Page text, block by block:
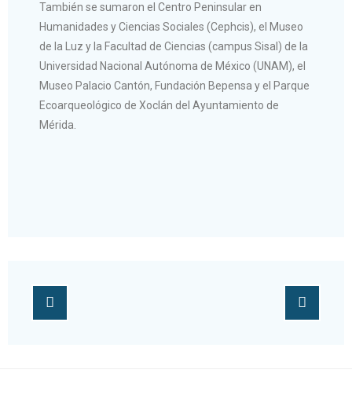
También se sumaron el Centro Peninsular en
Humanidades y Ciencias Sociales (Cephcis), el Museo
de la Luz y la Facultad de Ciencias (campus Sisal) de la
Universidad Nacional Autónoma de México (UNAM), el
Museo Palacio Cantón, Fundación Bepensa y el Parque
Ecoarqueológico de Xoclán del Ayuntamiento de
Mérida.